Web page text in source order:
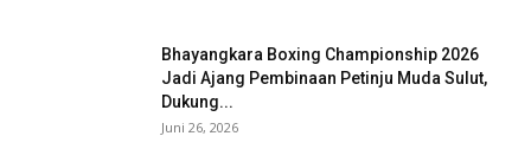
Bhayangkara Boxing Championship 2026
Jadi Ajang Pembinaan Petinju Muda Sulut,
Dukung...
Juni 26, 2026